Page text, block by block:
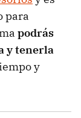
para
podrás
y tenerla
y